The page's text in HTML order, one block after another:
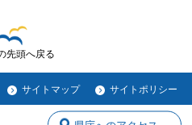
先頭へ戻る
サイトマップ サイトポリシー